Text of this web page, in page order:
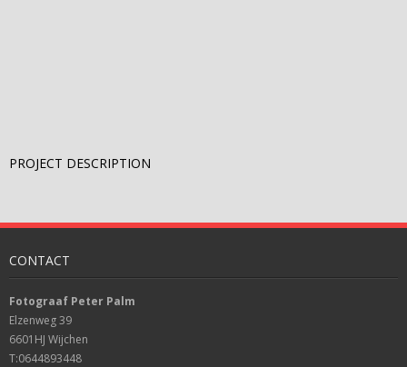
PROJECT DESCRIPTION
CONTACT
Fotograaf Peter Palm
Elzenweg 39
6601HJ Wijchen
T:0644893448